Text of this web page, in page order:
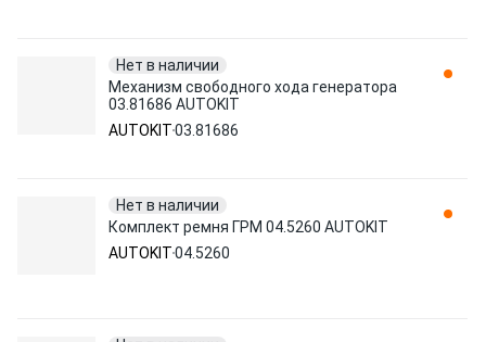
Нет в наличии
Механизм свободного хода генератора
03.81686 AUTOKIT
AUTOKIT03.81686
Нет в наличии
Комплект ремня ГРМ 04.5260 AUTOKIT
AUTOKIT04.5260